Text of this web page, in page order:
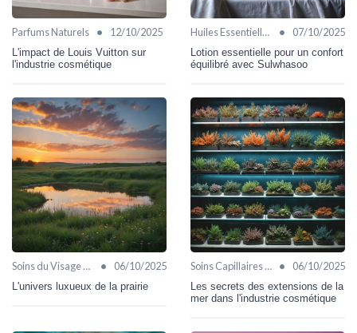
Parfums Naturels • 12/10/2025
L'impact de Louis Vuitton sur
l'industrie cosmétique
Huiles Essentielles • 07/10/2025
Lotion essentielle pour un confort
équilibré avec Sulwhasoo
Soins du Visage Bio • 06/10/2025
L'univers luxueux de la prairie
Soins Capillaires Bio • 06/10/2025
Les secrets des extensions de la
mer dans l'industrie cosmétique